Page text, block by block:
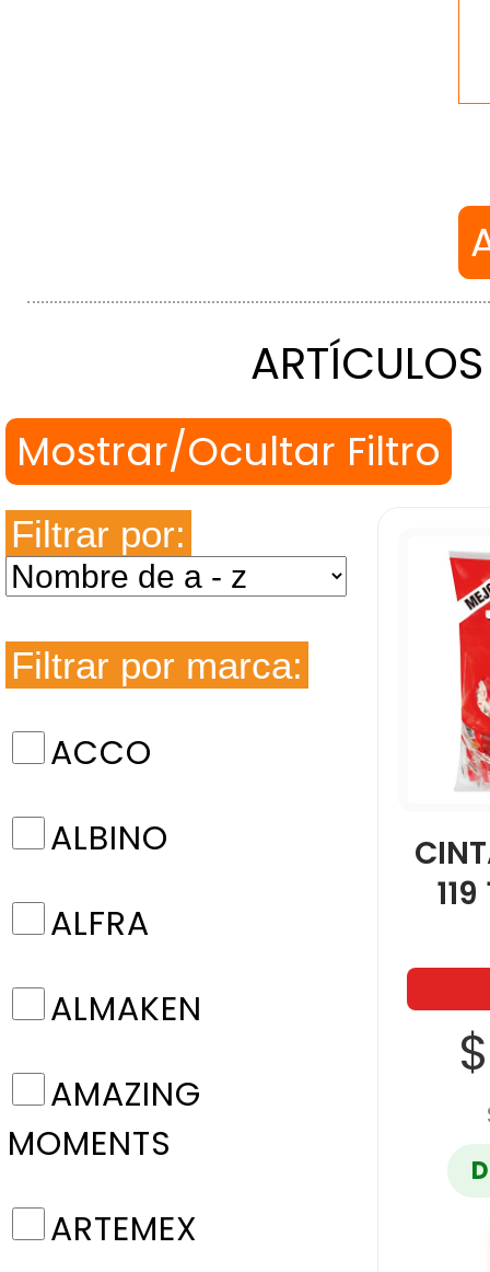
Filtrar por:
Filtrar por marca:
ACCO
ALBINO
ALFRA
ALMAKEN
AMAZING
MOMENTS
ARTEMEX